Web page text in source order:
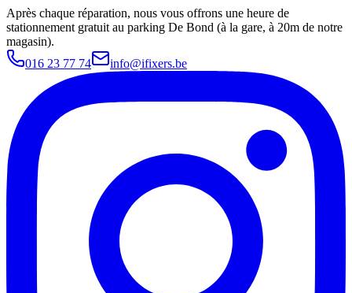
Après chaque réparation, nous vous offrons une heure de
stationnement gratuit au parking De Bond (à la gare, à 20m de notre
magasin).
016 23 77 74
info@ifixers.be